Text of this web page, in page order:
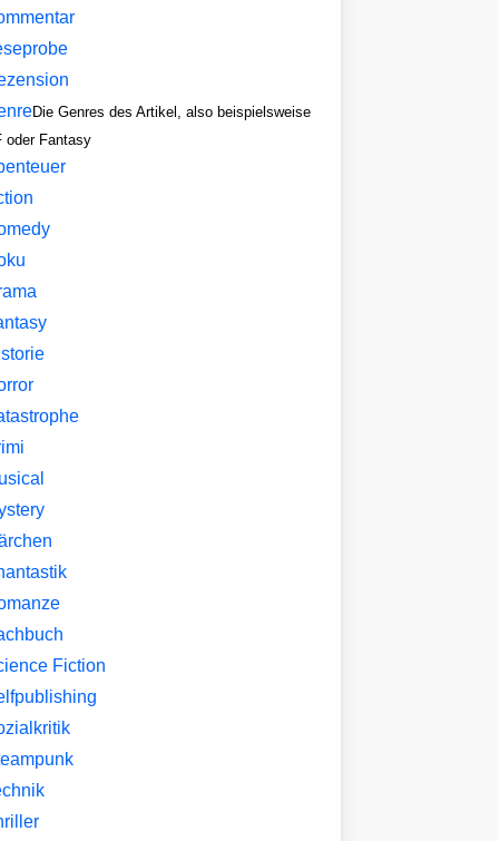
Die Genres des Artikel, also beispielsweise
oder Fantasy
Fiction